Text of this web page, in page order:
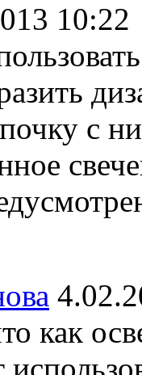
с
как